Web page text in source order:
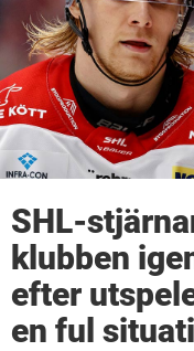
SHL-
klubben
efter
en ful